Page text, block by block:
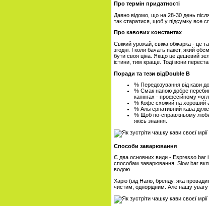
Про термін придатності
Давно відомо, що на 28-30 день
так старатися, щоб у підсумку все
Про кавових константах
Свіжий урожай, свіжа обжарка - це
згодні. І коли бачать пакет, який
бути своя ціна. Якщо це дешевий
істини, тим краще. Тоді вони
Поради та тези відDouble B
% Передозування від кави
% Смак напою добре
капінгах - професійному
% Кофе схожий на хороший
% Альтернативний кава дуже
% Щоб по-справжньому
якісь знання.
Способи заварювання
Є два основних види - Espresso bar
способам заварювання. Slow bar
водою.
Харіо (від Hario, бренду, яка
чистим, однорідним. Але нашу